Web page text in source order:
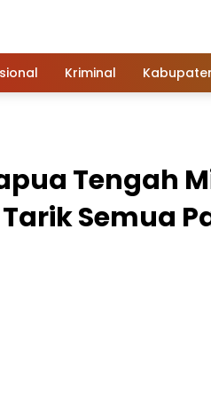
Kriminal
Tengah
Semua